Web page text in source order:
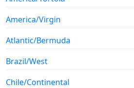
America/Virgin
Atlantic/Bermuda
Brazil/West
Chile/Continental